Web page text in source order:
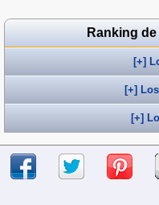
Ranking
[+]
[+]
[+]